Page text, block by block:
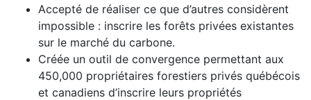
Accepté de réaliser ce que d’autres considèrent
impossible : inscrire les forêts privées existantes
sur le marché du carbone.
Créée un outil de convergence permettant aux
450,000 propriétaires forestiers privés québécois
et canadiens d’inscrire leurs propriétés